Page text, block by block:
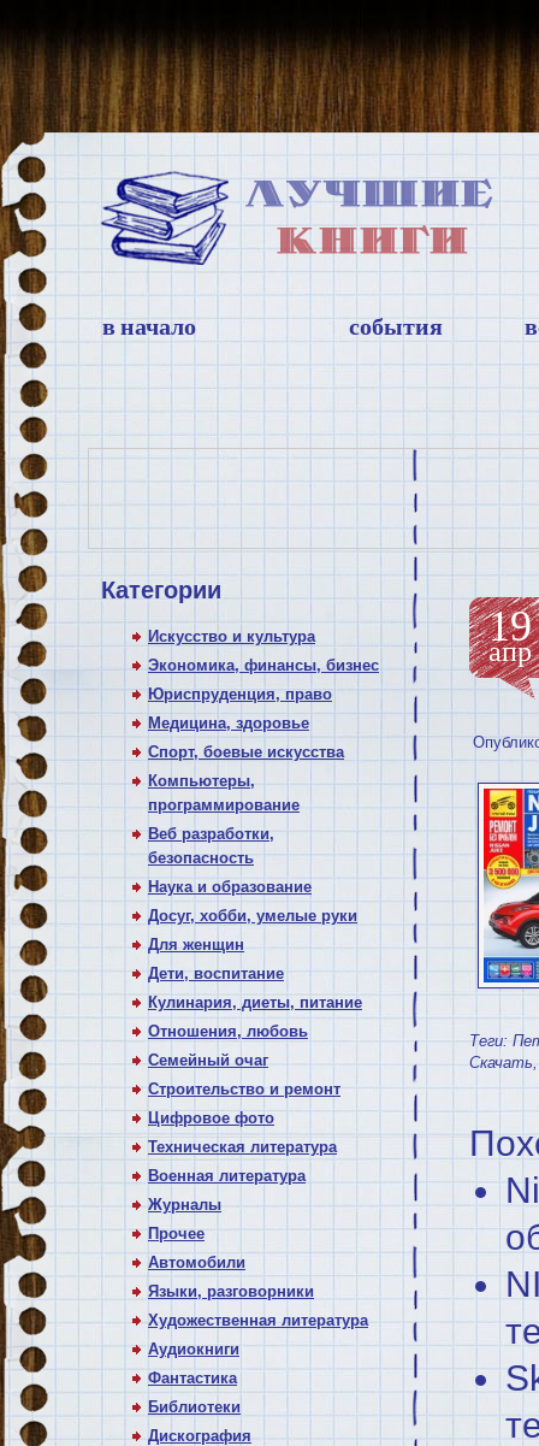
в начало события
Категории
Искусство и культура
Экономика, финансы, бизнес
Юриспруденция, право
Медицина, здоровье
Спорт, боевые искусства
Компьютеры,
программирование
Веб разработки,
безопасность
Наука и образование
Досуг, хобби, умелые руки
Для женщин
Дети, воспитание
Кулинария, диеты, питание
Отношения, любовь
Семейный очаг
Строительство и ремонт
Цифровое фото
Техническая литература
Военная литература
Журналы
Прочее
Автомобили
Языки, разговорники
Художественная литература
Аудиокниги
Фантастика
Библиотеки
Дискография
19
апр
Теги:
Скачать